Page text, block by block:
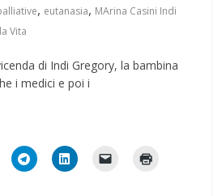
, eutanasia, MArina Casini Indi
Vita
di Indi Gregory, la bambina
i medici e poi i